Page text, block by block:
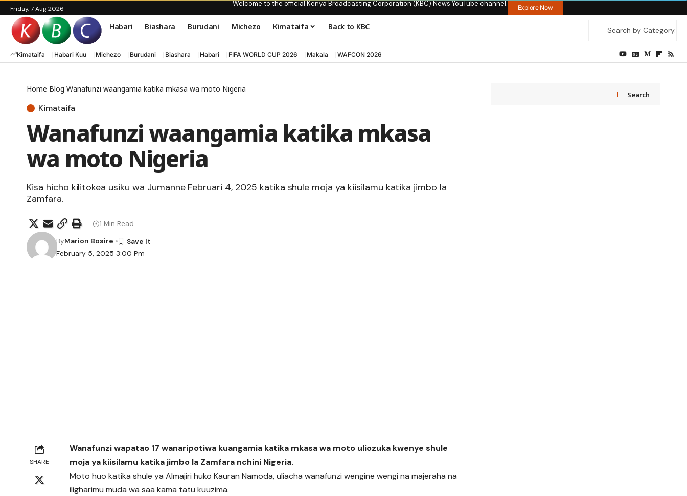
Friday, 7 Aug 2026
Welcome to the official Kenya Broadcasting Corporation (KBC) News YouTube channel. Explore Now
Habari Biashara Burudani Michezo Kimataifa Back to KBC
Kimataifa Habari Kuu Michezo Burudani Biashara Habari FIFA WORLD CUP 2026 Makala WAFCON 2026
Home Blog Wanafunzi waangamia katika mkasa wa moto Nigeria
Kimataifa
Wanafunzi waangamia katika mkasa
wa moto Nigeria
Kisa hicho kilitokea usiku wa Jumanne Februari 4, 2025 katika shule moja ya kiisilamu katika jimbo la
Zamfara.
February 5, 2025 3:00 Pm
ByMarion Bosire
1 Min Read
SHARE
Wanafunzi wapatao 17 wanaripotiwa kuangamia katika mkasa wa moto uliozuka kwenye shule
moja ya kiisilamu katika jimbo la Zamfara nchini Nigeria.
Moto huo katika shule ya Almajiri huko Kauran Namoda, uliacha wanafunzi wengine wengi na majeraha na
iligharimu muda wa saa kama tatu kuuzima.
Search